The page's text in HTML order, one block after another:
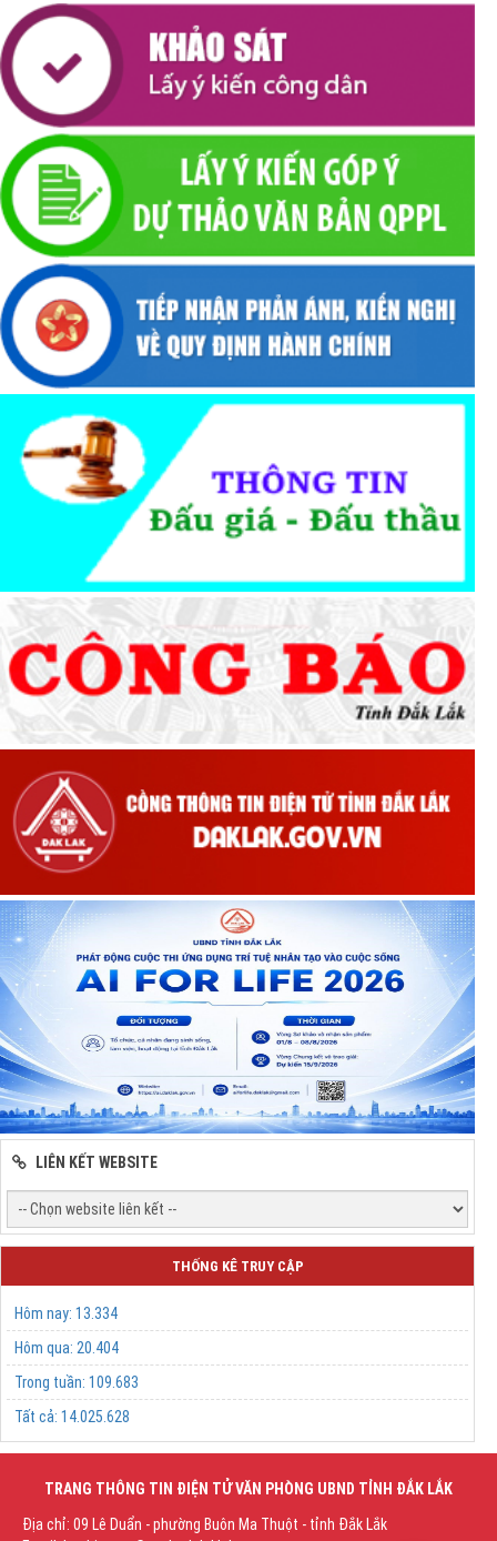
LIÊN KẾT WEBSITE
THỐNG KÊ TRUY CẬP
Hôm nay: 13.334
Hôm qua: 20.404
Trong tuần: 109.683
Tất cả: 14.025.628
TRANG THÔNG TIN ĐIỆN TỬ VĂN PHÒNG UBND TỈNH ĐẮK LẮK
Địa chỉ: 09 Lê Duẩn - phường Buôn Ma Thuột - tỉnh Đắk Lắk